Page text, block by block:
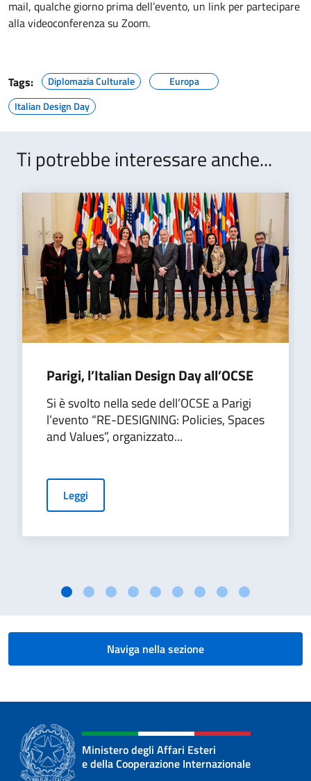
mail, qualche giorno prima dell’evento, un link per partecipare
alla videoconferenza su Zoom.
Tags: Diplomazia Culturale
Europa
Italian Design Day
Ti potrebbe interessare anche...
Parigi, l’Italian Design Day all’OCSE
Si è svolto nella sede dell’OCSE a Parigi
l’evento “RE-DESIGNING: Policies, Spaces
and Values”, organizzato...
Leggi
Naviga nella sezione
Ministero degli Affari Esteri
e della Cooperazione Internazionale